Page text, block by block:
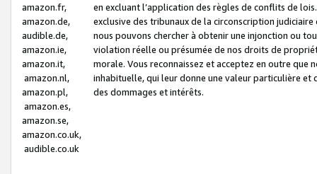
amazon.fr,
amazon.de,
audible.de,
amazon.ie,
amazon.it,
amazon.nl,
amazon.pl,
amazon.es,
amazon.se,
amazon.co.uk,
audible.co.uk
en excluant l’application des règles de conflits de
exclusive des tribunaux de la circonscription
nous pouvons chercher à obtenir une injonction ou
violation réelle ou présumée de nos droits de
morale. Vous reconnaissez et acceptez en outre que
inhabituelle, qui leur donne une valeur particulière
des dommages et intérêts.